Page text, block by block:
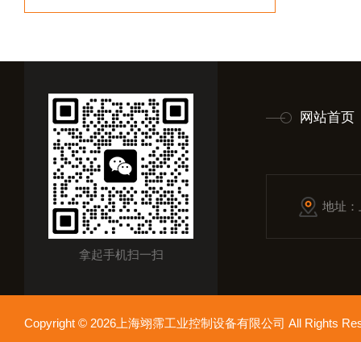
拿起手机扫一扫
网站首页
地址
Copyright © 2026上海翊霈工业控制设备有限公司 All Rights